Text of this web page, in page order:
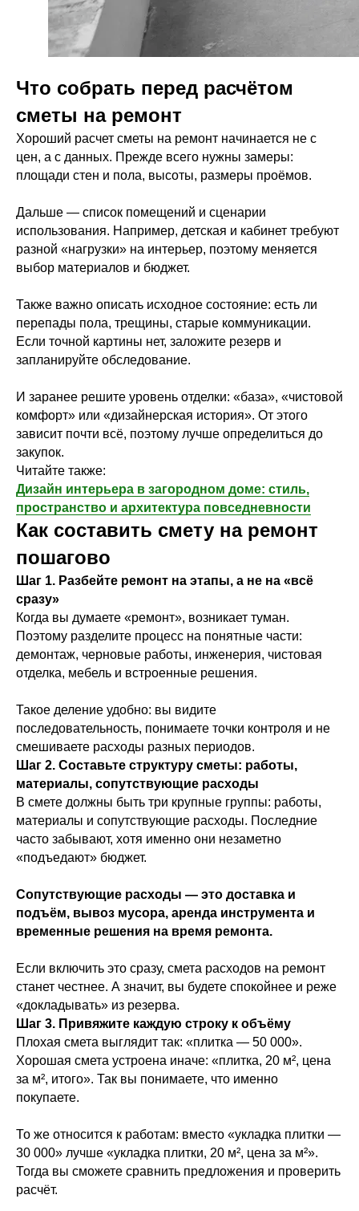
Что собрать перед расчётом
сметы на ремонт
Хороший расчет сметы на ремонт начинается не с
цен, а с данных. Прежде всего нужны замеры:
площади стен и пола, высоты, размеры проёмов.
Дальше — список помещений и сценарии
использования. Например, детская и кабинет требуют
разной «нагрузки» на интерьер, поэтому меняется
выбор материалов и бюджет.
Также важно описать исходное состояние: есть ли
перепады пола, трещины, старые коммуникации.
Если точной картины нет, заложите резерв и
запланируйте обследование.
И заранее решите уровень отделки: «база», «чистовой
комфорт» или «дизайнерская история». От этого
зависит почти всё, поэтому лучше определиться до
закупок.
Читайте также:
Дизайн интерьера в загородном доме: стиль,
пространство и архитектура повседневности
Как составить смету на ремонт
пошагово
Шаг 1. Разбейте ремонт на этапы, а не на «всё
сразу»
Когда вы думаете «ремонт», возникает туман.
Поэтому разделите процесс на понятные части:
демонтаж, черновые работы, инженерия, чистовая
отделка, мебель и встроенные решения.
Такое деление удобно: вы видите
последовательность, понимаете точки контроля и не
смешиваете расходы разных периодов.
Шаг 2. Составьте структуру сметы: работы,
материалы, сопутствующие расходы
В смете должны быть три крупные группы: работы,
материалы и сопутствующие расходы. Последние
часто забывают, хотя именно они незаметно
«подъедают» бюджет.
Сопутствующие расходы — это доставка и
подъём, вывоз мусора, аренда инструмента и
временные решения на время ремонта.
Если включить это сразу, смета расходов на ремонт
станет честнее. А значит, вы будете спокойнее и реже
«докладывать» из резерва.
Шаг 3. Привяжите каждую строку к объёму
Плохая смета выглядит так: «плитка — 50 000».
Хорошая смета устроена иначе: «плитка, 20 м², цена
за м², итого». Так вы понимаете, что именно
покупаете.
То же относится к работам: вместо «укладка плитки —
30 000» лучше «укладка плитки, 20 м², цена за м²».
Тогда вы сможете сравнить предложения и проверить
расчёт.